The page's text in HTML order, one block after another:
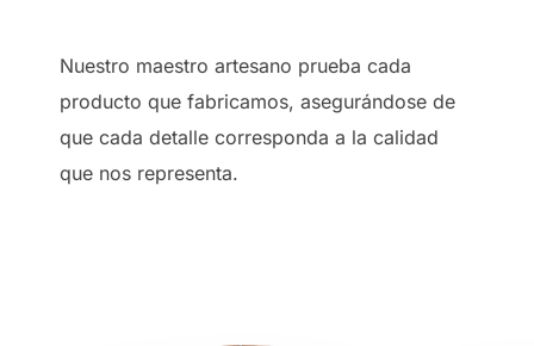
Nuestro maestro artesano prueba cada
producto que fabricamos, asegurándose de
que cada detalle corresponda a la calidad
que nos representa.